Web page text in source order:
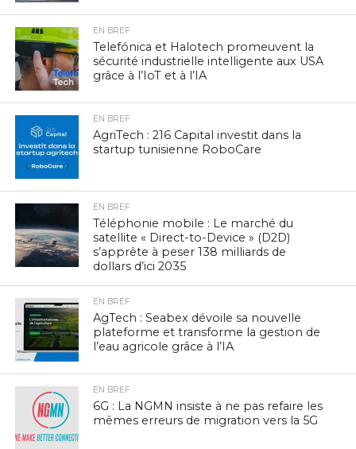
EN BREF
Telefónica et Halotech promeuvent la
sécurité industrielle intelligente aux USA
grâce à l’IoT et à l’IA
EN BREF
AgriTech : 216 Capital investit dans la
startup tunisienne RoboCare
EN BREF
Téléphonie mobile : Le marché du
satellite « Direct-to-Device » (D2D)
s’apprête à peser 138 milliards de
dollars d’ici 2035
EN BREF
AgTech : Seabex dévoile sa nouvelle
plateforme et transforme la gestion de
l’eau agricole grâce à l’IA
EN BREF
6G : La NGMN insiste à ne pas refaire les
mêmes erreurs de migration vers la 5G